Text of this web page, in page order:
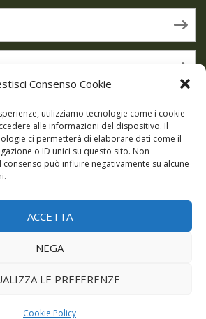
Consenso Cookie
utilizziamo tecnologie come i cookie
alle informazioni del dispositivo. Il
ci permetterà di elaborare dati come il
o ID unici su questo sito. Non
può influire negativamente su alcune
ACCETTA
NEGA
LE PREFERENZE
Cookie Policy
|Theme:
Podcast Cookie Policy (UE)